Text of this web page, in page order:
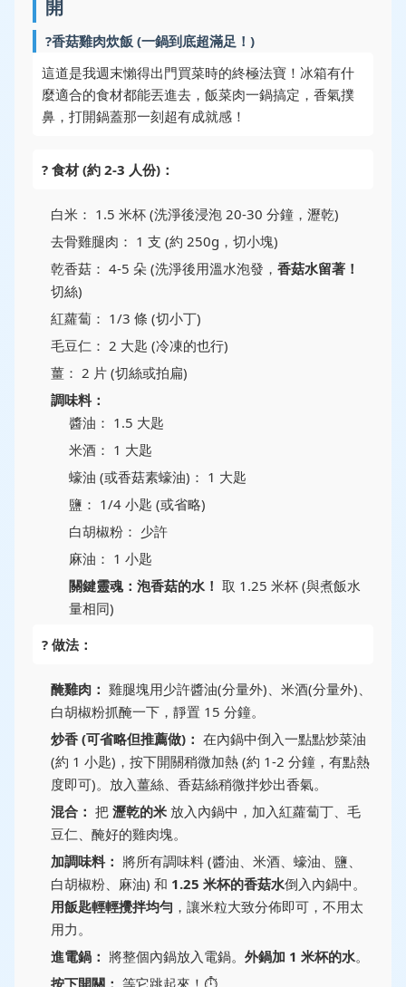
開
?香菇雞肉炊飯 (一鍋到底超滿足！)
這道是我週末懶得出門買菜時的終極法寶！冰箱有什
麼適合的食材都能丟進去，飯菜肉一鍋搞定，香氣撲
鼻，打開鍋蓋那一刻超有成就感！
? 食材 (約 2-3 人份)：
白米： 1.5 米杯 (洗淨後浸泡 20-30 分鐘，瀝乾)
去骨雞腿肉： 1 支 (約 250g，切小塊)
乾香菇： 4-5 朵 (洗淨後用溫水泡發， 香菇水留著！
切絲)
紅蘿蔔： 1/3 條 (切小丁)
毛豆仁： 2 大匙 (冷凍的也行)
薑： 2 片 (切絲或拍扁)
調味料：
醬油： 1.5 大匙
米酒： 1 大匙
蠔油 (或香菇素蠔油)： 1 大匙
鹽： 1/4 小匙 (或省略)
白胡椒粉： 少許
麻油： 1 小匙
關鍵靈魂：泡香菇的水！ 取 1.25 米杯 (與煮飯水
量相同)
? 做法：
醃雞肉： 雞腿塊用少許醬油(分量外)、米酒(分量外)、
白胡椒粉抓醃一下，靜置 15 分鐘。
炒香 (可省略但推薦做)： 在內鍋中倒入一點點炒菜油
(約 1 小匙)，按下開關稍微加熱 (約 1-2 分鐘，有點熱
度即可)。放入薑絲、香菇絲稍微拌炒出香氣。
混合： 把 瀝乾的米 放入內鍋中，加入紅蘿蔔丁、毛
豆仁、醃好的雞肉塊。
加調味料： 將所有調味料 (醬油、米酒、蠔油、鹽、
白胡椒粉、麻油) 和 1.25 米杯的香菇水倒入內鍋中。
用飯匙輕輕攪拌均勻 ，讓米粒大致分佈即可，不用太
用力。
進電鍋： 將整個內鍋放入電鍋。 外鍋加 1 米杯的水。
按下開關： 等它跳起來！⏱️